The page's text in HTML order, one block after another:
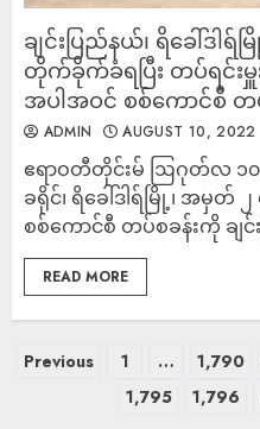
ချင်းပြည်နယ်၊ ရိခေါ်ဒါ
တိုက်ခိုက်ခံရ​​ပြီး တပ်ရင်းမှူ
အပါအဝင် စစ်ကောင်စီ တ
ADMIN AUGUST 10, 2022
ဧရာဝတီတိုင်းမ် ဩဂုတ်လ ၁၀
ခရိုင်၊ ရိခေါ်ဒါရ်မြို့၊ အမှတ်
စစ်ကောင်စီ တပ်စခန်းကို ချင်
READ MORE
Previous 1 … 1,790
1,795
1,796